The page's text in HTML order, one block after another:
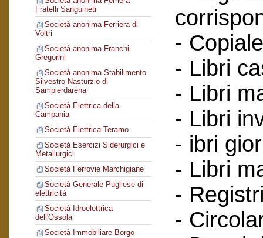
Fratelli Sanguineti
Società anonima Ferriera di
Voltri
Società anonima Franchi-
Gregorini
Società anonima Stabilimento
Silvestro Nasturzio di
Sampierdarena
Società Elettrica della
Campania
Società Elettrica Teramo
Società Esercizi Siderurgici e
Metallurgici
Società Ferrovie Marchigiane
Società Generale Pugliese di
elettricità
Società Idroelettrica
dell'Ossola
Società Immobiliare Borgo
-
- Libri
- Libri
- Libri
- ibri
- Libri
-
-